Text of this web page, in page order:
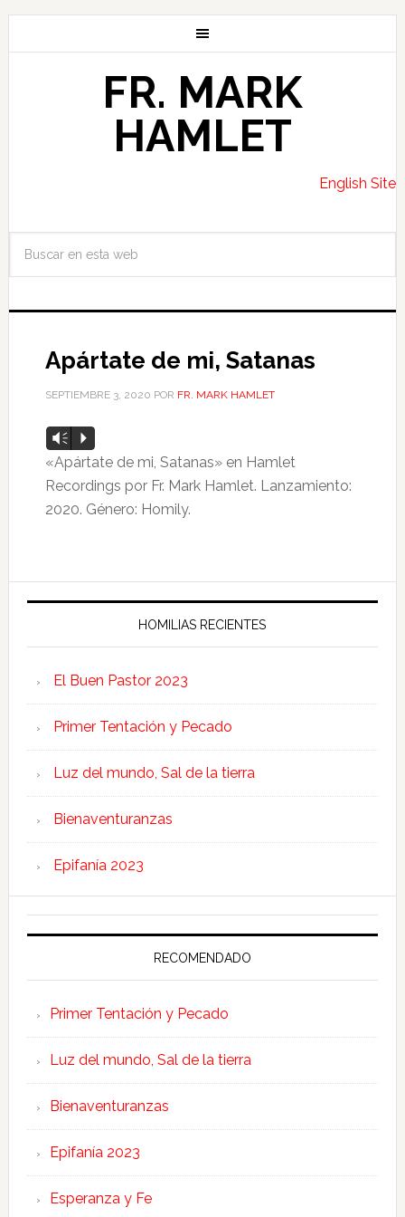
FR. MARK
HAMLET
English Site
Apártate de mi, Satanas
SEPTIEMBRE 3, 2020 POR FR. MARK HAMLET
Reproductor
de
audio
Vm P
«Apártate de mi, Satanas» en Hamlet
Recordings por Fr. Mark Hamlet. Lanzamiento:
2020. Género: Homily.
HOMILIAS RECIENTES
El Buen Pastor 2023
Primer Tentación y Pecado
Luz del mundo, Sal de la tierra
Bienaventuranzas
Epifanía 2023
RECOMENDADO
Primer Tentación y Pecado
Luz del mundo, Sal de la tierra
Bienaventuranzas
Epifanía 2023
Esperanza y Fe